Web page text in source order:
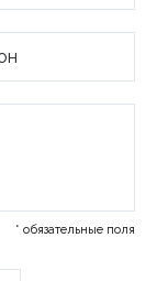
* обязательные поля